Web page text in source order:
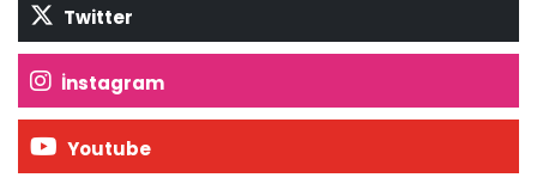
Twitter
İnstagram
Youtube